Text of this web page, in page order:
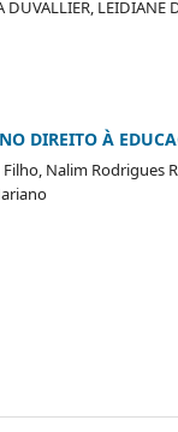
LEIDIANE
DIREITO À
Nalim Rodrigues